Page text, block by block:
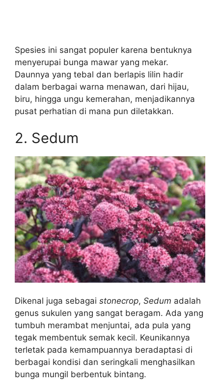
Spesies ini sangat populer karena bentuknya
menyerupai bunga mawar yang mekar.
Daunnya yang tebal dan berlapis lilin hadir
dalam berbagai warna menawan, dari hijau,
biru, hingga ungu kemerahan, menjadikannya
pusat perhatian di mana pun diletakkan.
2. Sedum
Dikenal juga sebagai stonecrop, Sedum adalah
genus sukulen yang sangat beragam. Ada yang
tumbuh merambat menjuntai, ada pula yang
tegak membentuk semak kecil. Keunikannya
terletak pada kemampuannya beradaptasi di
berbagai kondisi dan seringkali menghasilkan
bunga mungil berbentuk bintang.